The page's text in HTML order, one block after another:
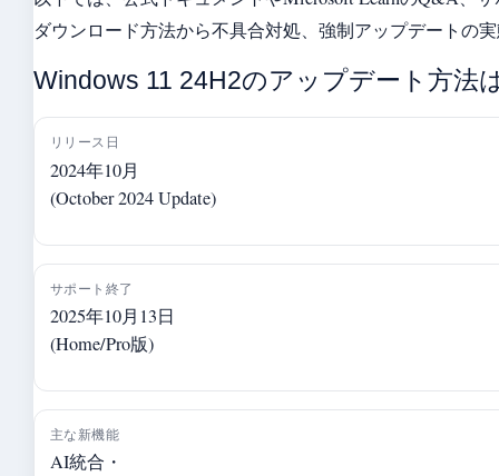
ダウンロード方法から不具合対処、強制アップデートの
Windows 11 24H2のアップデート方法
リリース日
2024年10月
(October 2024 Update)
サポート終了
2025年10月13日
(Home/Pro版)
主な新機能
AI統合・